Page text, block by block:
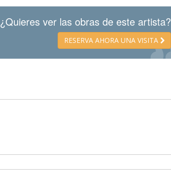
¿Quieres ver las obras de este artista?
RESERVA AHORA UNA VISITA